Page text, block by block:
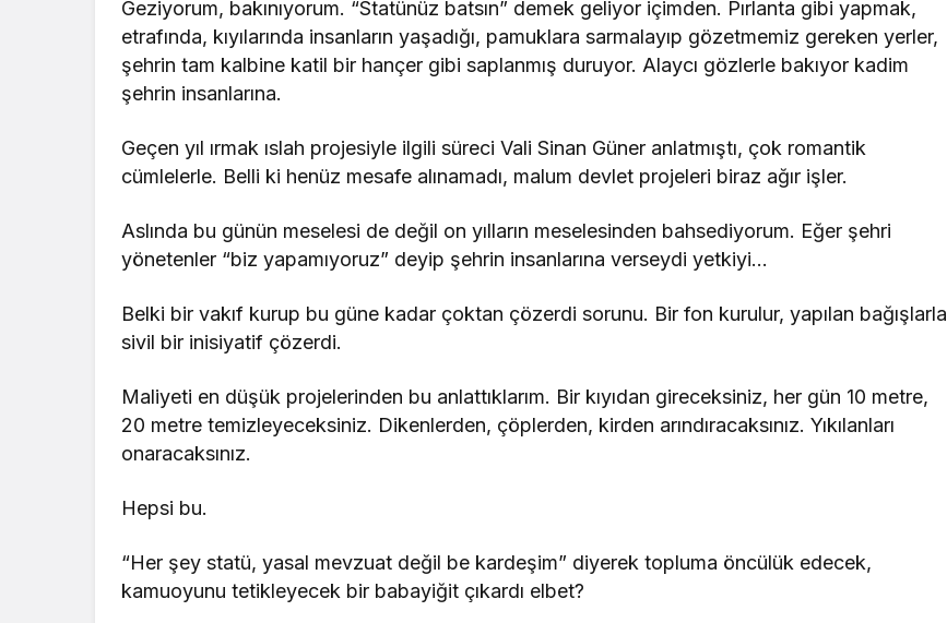
Geziyorum, bakınıyorum. “Statünüz batsın” demek geliyor içimden. Pırlanta gibi yapmak,
etrafında, kıyılarında insanların yaşadığı, pamuklara sarmalayıp gözetmemiz gereken yerler,
şehrin tam kalbine katil bir hançer gibi saplanmış duruyor. Alaycı gözlerle bakıyor kadim
şehrin insanlarına.
Geçen yıl ırmak ıslah projesiyle ilgili süreci Vali Sinan Güner anlatmıştı, çok romantik
cümlelerle. Belli ki henüz mesafe alınamadı, malum devlet projeleri biraz ağır işler.
Aslında bu günün meselesi de değil on yılların meselesinden bahsediyorum. Eğer şehri
yönetenler “biz yapamıyoruz” deyip şehrin insanlarına verseydi yetkiyi…
Belki bir vakıf kurup bu güne kadar çoktan çözerdi sorunu. Bir fon kurulur, yapılan bağışlarla
sivil bir inisiyatif çözerdi.
Maliyeti en düşük projelerinden bu anlattıklarım. Bir kıyıdan gireceksiniz, her gün 10 metre,
20 metre temizleyeceksiniz. Dikenlerden, çöplerden, kirden arındıracaksınız. Yıkılanları
onaracaksınız.
Hepsi bu.
“Her şey statü, yasal mevzuat değil be kardeşim” diyerek topluma öncülük edecek,
kamuoyunu tetikleyecek bir babayiğit çıkardı elbet?